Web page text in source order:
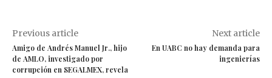
Previous article
Amigo de Andrés Manuel Jr., hijo
de AMLO, investigado por
corrupción en SEGALMEX, revela
Next article
En UABC no hay demanda para
ingenierías